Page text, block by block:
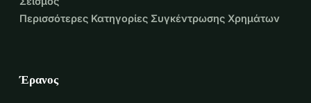
Περισσότερες Κατηγορίες Συγκέντρωσης Χρημάτων
Έρανος